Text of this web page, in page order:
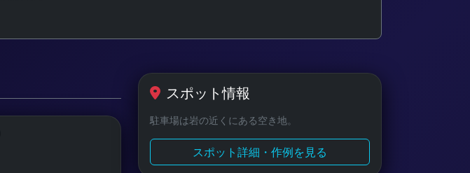
スポット情報
駐車場は岩の近くにある空き地。
スポット詳細・作例を見る